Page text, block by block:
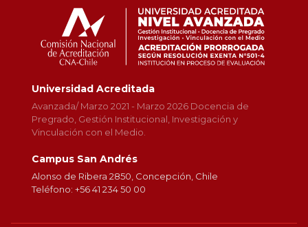
Universidad Acreditada
Avanzada/ Marzo 2021 - Marzo 2026 Docencia de
Pregrado, Gestión Institucional, Investigación y
Vinculación con el Medio.
Campus San Andrés
Alonso de Ribera 2850, Concepción, Chile
Teléfono: +56 41 234 50 00